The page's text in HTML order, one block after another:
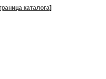
каталога]